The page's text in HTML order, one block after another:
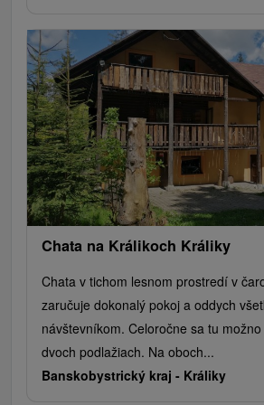
Chata na Králikoch Králiky
Chata v tichom lesnom prostredí v
zaručuje dokonalý pokoj a oddych
návštevníkom. Celoročne sa tu
dvoch podlažiach. Na oboch...
Banskobystrický kraj - Králiky